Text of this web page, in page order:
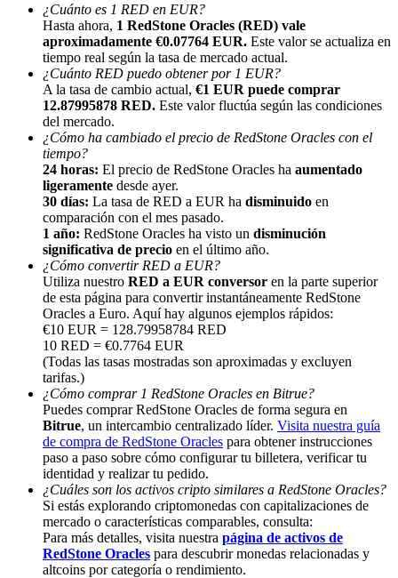
Referencia
Invita a un amigo para recibir recompensas en efectivo
BTC Welcome Rewards
BTC Welcome Rewards
Deposit & Trade BTC to Share 25000 USDT prize pool!
Deposit CASHCAT & Win
Share 500000 CASHCAT prize pool
Exclusive for BitMart Users
Register & Trade to Win 500,000 USDT
¿Cuánto es 1 RED en EUR?
Hasta ahora, 1 RedStone Oracles (RED) vale
aproximadamente €0.07764 EUR. Este valor se actualiza en
tiempo real según la tasa de mercado actual.
¿Cuánto RED puedo obtener por 1 EUR?
A la tasa de cambio actual, €1 EUR puede comprar
12.87995878 RED. Este valor fluctúa según las condiciones
del mercado.
¿Cómo ha cambiado el precio de RedStone Oracles con el
tiempo?
24 horas: El precio de RedStone Oracles ha aumentado
ligeramente desde ayer.
30 días: La tasa de RED a EUR ha disminuido en
comparación con el mes pasado.
1 año: RedStone Oracles ha visto un disminución
significativa de precio en el último año.
¿Cómo convertir RED a EUR?
Utiliza nuestro RED a EUR conversor en la parte superior
de esta página para convertir instantáneamente RedStone
Oracles a Euro. Aquí hay algunos ejemplos rápidos:
€10 EUR = 128.79958784 RED
10 RED = €0.7764 EUR
(Todas las tasas mostradas son aproximadas y excluyen
tarifas.)
¿Cómo comprar 1 RedStone Oracles en Bitrue?
Puedes comprar RedStone Oracles de forma segura en
Bitrue, un intercambio centralizado líder. Visita nuestra guía
de compra de RedStone Oracles para obtener instrucciones
paso a paso sobre cómo configurar tu billetera, verificar tu
identidad y realizar tu pedido.
¿Cuáles son los activos cripto similares a RedStone Oracles?
Si estás explorando criptomonedas con capitalizaciones de
mercado o características comparables, consulta:
Para más detalles, visita nuestra página de activos de
RedStone Oracles para descubrir monedas relacionadas y
altcoins por categoría o rendimiento.